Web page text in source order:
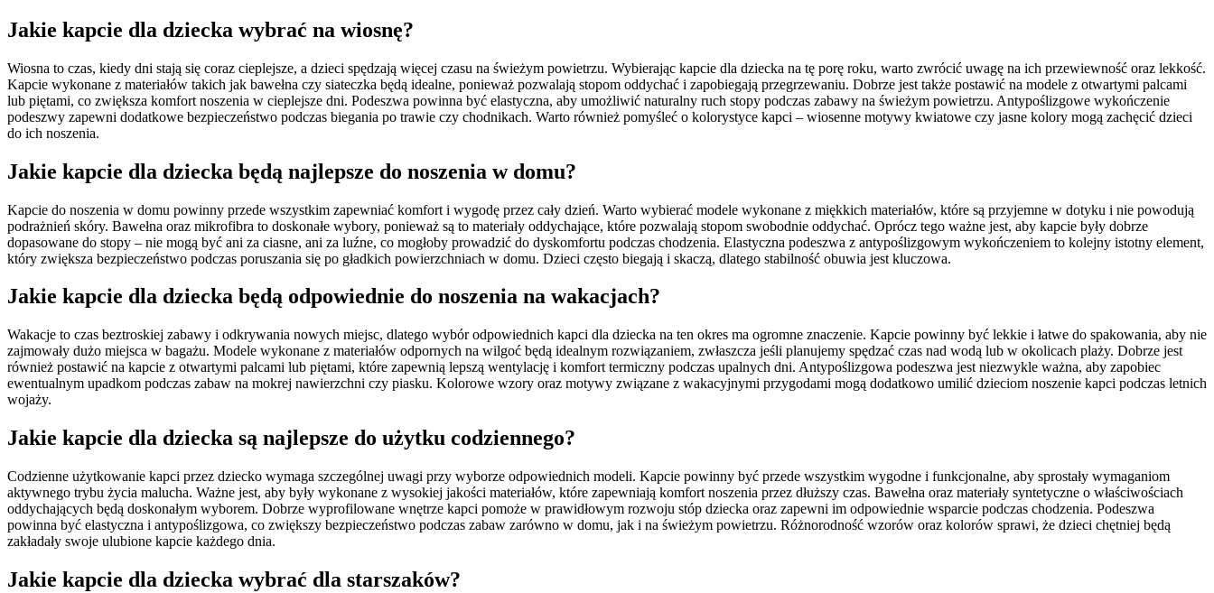
Jakie kapcie dla dziecka wybrać na wiosnę?
Wiosna to czas, kiedy dni stają się coraz cieplejsze, a dzieci spędzają więcej czasu na świeżym powietrzu. Wybierając kapcie dla dziecka na tę porę roku, warto zwrócić uwagę na ich przewiewność oraz lekkość.
Kapcie wykonane z materiałów takich jak bawełna czy siateczka będą idealne, ponieważ pozwalają stopom oddychać i zapobiegają przegrzewaniu. Dobrze jest także postawić na modele z otwartymi palcami
lub piętami, co zwiększa komfort noszenia w cieplejsze dni. Podeszwa powinna być elastyczna, aby umożliwić naturalny ruch stopy podczas zabawy na świeżym powietrzu. Antypoślizgowe wykończenie
podeszwy zapewni dodatkowe bezpieczeństwo podczas biegania po trawie czy chodnikach. Warto również pomyśleć o kolorystyce kapci – wiosenne motywy kwiatowe czy jasne kolory mogą zachęcić dzieci
do ich noszenia.
Jakie kapcie dla dziecka będą najlepsze do noszenia w domu?
Kapcie do noszenia w domu powinny przede wszystkim zapewniać komfort i wygodę przez cały dzień. Warto wybierać modele wykonane z miękkich materiałów, które są przyjemne w dotyku i nie powodują
podrażnień skóry. Bawełna oraz mikrofibra to doskonałe wybory, ponieważ są to materiały oddychające, które pozwalają stopom swobodnie oddychać. Oprócz tego ważne jest, aby kapcie były dobrze
dopasowane do stopy – nie mogą być ani za ciasne, ani za luźne, co mogłoby prowadzić do dyskomfortu podczas chodzenia. Elastyczna podeszwa z antypoślizgowym wykończeniem to kolejny istotny element,
który zwiększa bezpieczeństwo podczas poruszania się po gładkich powierzchniach w domu. Dzieci często biegają i skaczą, dlatego stabilność obuwia jest kluczowa.
Jakie kapcie dla dziecka będą odpowiednie do noszenia na wakacjach?
Wakacje to czas beztroskiej zabawy i odkrywania nowych miejsc, dlatego wybór odpowiednich kapci dla dziecka na ten okres ma ogromne znaczenie. Kapcie powinny być lekkie i łatwe do spakowania, aby nie
zajmowały dużo miejsca w bagażu. Modele wykonane z materiałów odpornych na wilgoć będą idealnym rozwiązaniem, zwłaszcza jeśli planujemy spędzać czas nad wodą lub w okolicach plaży. Dobrze jest
również postawić na kapcie z otwartymi palcami lub piętami, które zapewnią lepszą wentylację i komfort termiczny podczas upalnych dni. Antypoślizgowa podeszwa jest niezwykle ważna, aby zapobiec
ewentualnym upadkom podczas zabaw na mokrej nawierzchni czy piasku. Kolorowe wzory oraz motywy związane z wakacyjnymi przygodami mogą dodatkowo umilić dzieciom noszenie kapci podczas letnich
wojaży.
Jakie kapcie dla dziecka są najlepsze do użytku codziennego?
Codzienne użytkowanie kapci przez dziecko wymaga szczególnej uwagi przy wyborze odpowiednich modeli. Kapcie powinny być przede wszystkim wygodne i funkcjonalne, aby sprostały wymaganiom
aktywnego trybu życia malucha. Ważne jest, aby były wykonane z wysokiej jakości materiałów, które zapewniają komfort noszenia przez dłuższy czas. Bawełna oraz materiały syntetyczne o właściwościach
oddychających będą doskonałym wyborem. Dobrze wyprofilowane wnętrze kapci pomoże w prawidłowym rozwoju stóp dziecka oraz zapewni im odpowiednie wsparcie podczas chodzenia. Podeszwa
powinna być elastyczna i antypoślizgowa, co zwiększy bezpieczeństwo podczas zabaw zarówno w domu, jak i na świeżym powietrzu. Różnorodność wzorów oraz kolorów sprawi, że dzieci chętniej będą
zakładały swoje ulubione kapcie każdego dnia.
Jakie kapcie dla dziecka wybrać dla starszaków?